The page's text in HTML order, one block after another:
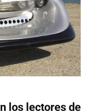
los lectores de